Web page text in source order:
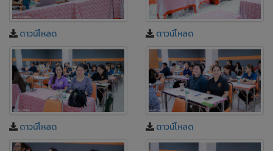
ดาวน์โหลด ดาวน์โหลด
ดาวน์โหลด ดาวน์โหลด